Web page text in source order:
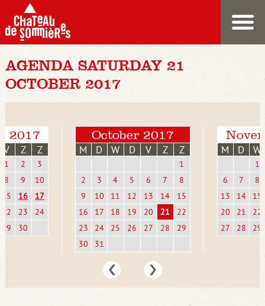
AGENDA SATURDAY 21
OCTOBER 2017
2017
V Z Z
1 2
3
8
9
10
15
16
17
22
23
24
29
30
October 2017
M D W D V Z Z
1
2
3 4 5 6 7
8
9
10 11 12 13 14
15
16
17 18 19 20 21
22
23
24 25 26 27 28
29
30
31
M D W
1
6
7
8
13
14
15
20
21
22
27
28 29